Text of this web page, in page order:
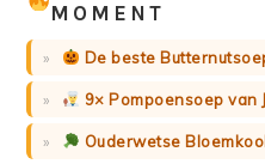
MOMENT
De beste
9× Pompoensoep van
Ouderwetse